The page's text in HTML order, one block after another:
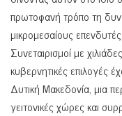
πρωτοφανή τρόπο τη
μικρομεσαίους
Συνεταιρισμοί με
κυβερνητικές επιλογές
Δυτική Μακεδονία, μια
γειτονικές χώρες και